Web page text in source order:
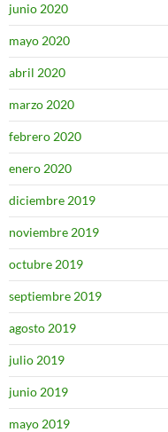
junio 2020
mayo 2020
abril 2020
marzo 2020
febrero 2020
enero 2020
diciembre 2019
noviembre 2019
octubre 2019
septiembre 2019
agosto 2019
julio 2019
junio 2019
mayo 2019